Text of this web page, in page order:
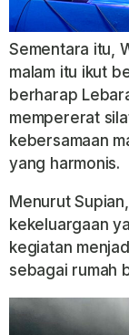
Sementara itu,
malam itu ikut
berharap
mempererat
kebersamaan
yang harmonis.
Menurut
kekeluargaan
kegiatan
sebagai rumah